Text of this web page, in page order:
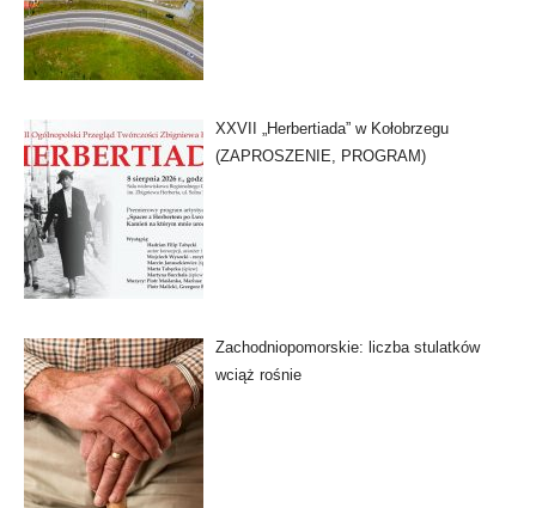
XXVII „Herbertiada” w Kołobrzegu
(ZAPROSZENIE, PROGRAM)
Zachodniopomorskie: liczba stulatków
wciąż rośnie